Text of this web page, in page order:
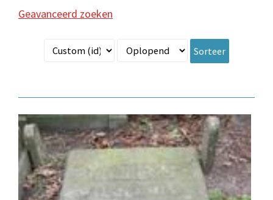
Geavanceerd zoeken
Sorteer